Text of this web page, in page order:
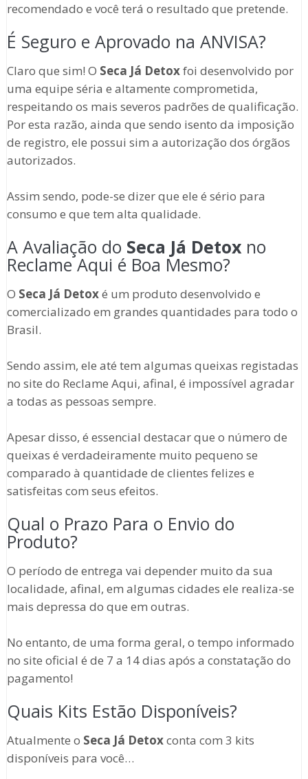
recomendado e você terá o resultado que pretende.
É Seguro e Aprovado na ANVISA?
Claro que sim! O Seca Já Detoxfoi desenvolvido por
uma equipe séria e altamente comprometida,
respeitando os mais severos padrões de qualificação.
Por esta razão, ainda que sendo isento da imposição
de registro, ele possui sim a autorização dos órgãos
autorizados.
Assim sendo, pode-se dizer que ele é sério para
consumo e que tem alta qualidade.
A Avaliação do Seca Já Detoxno
Reclame Aqui é Boa Mesmo?
O Seca Já Detoxé um produto desenvolvido e
comercializado em grandes quantidades para todo o
Brasil.
Sendo assim, ele até tem algumas queixas registadas
no site do Reclame Aqui, afinal, é impossível agradar
a todas as pessoas sempre.
Apesar disso, é essencial destacar que o número de
queixas é verdadeiramente muito pequeno se
comparado à quantidade de clientes felizes e
satisfeitas com seus efeitos.
Qual o Prazo Para o Envio do
Produto?
O período de entrega vai depender muito da sua
localidade, afinal, em algumas cidades ele realiza-se
mais depressa do que em outras.
No entanto, de uma forma geral, o tempo informado
no site oficial é de 7 a 14 dias após a constatação do
pagamento!
Quais Kits Estão Disponíveis?
Atualmente o Seca Já Detoxconta com 3 kits
disponíveis para você…